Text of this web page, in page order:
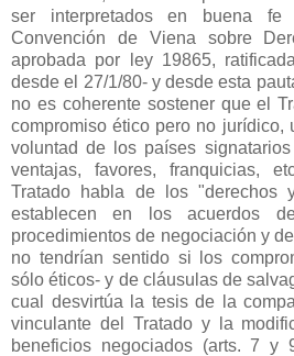
ser interpretados en buena
Convención de Viena sobre
aprobada por ley 19865,
desde el 27/1/80- y desde esta
no es coherente sostener que el
compromiso ético pero no jurídico,
voluntad de los países
ventajas, favores, franquicias,
Tratado habla de los "derechos
establecen en los acuerdos
procedimientos de negociación y
no tendrían sentido si los
sólo éticos- y de cláusulas de
cual desvirtúa la tesis de la
vinculante del Tratado y la
beneficios negociados (arts. 7 y